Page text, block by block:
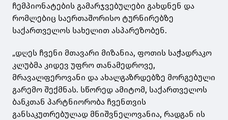
ჩემპიონატების გამარჯვებულები გახდნენ და
რომლებიც საერთაშორისო ტურნირებზე
საქართველოს სახელით ასპარეზობენ.
„დღეს ჩვენი მთავარი მიზანია, ფოთის საჭადრაკო
კლუბმა კიდევ უფრო თანამედროვე,
მრავალფეროვანი და ახალგაზრდებზე მორგებული
გარემო შექმნას. სწორედ ამიტომ, საქართველოს
ბანკთან პარტნიორობა ჩვენთვის
განსაკუთრებულად მნიშვნელოვანია, რადგან ის